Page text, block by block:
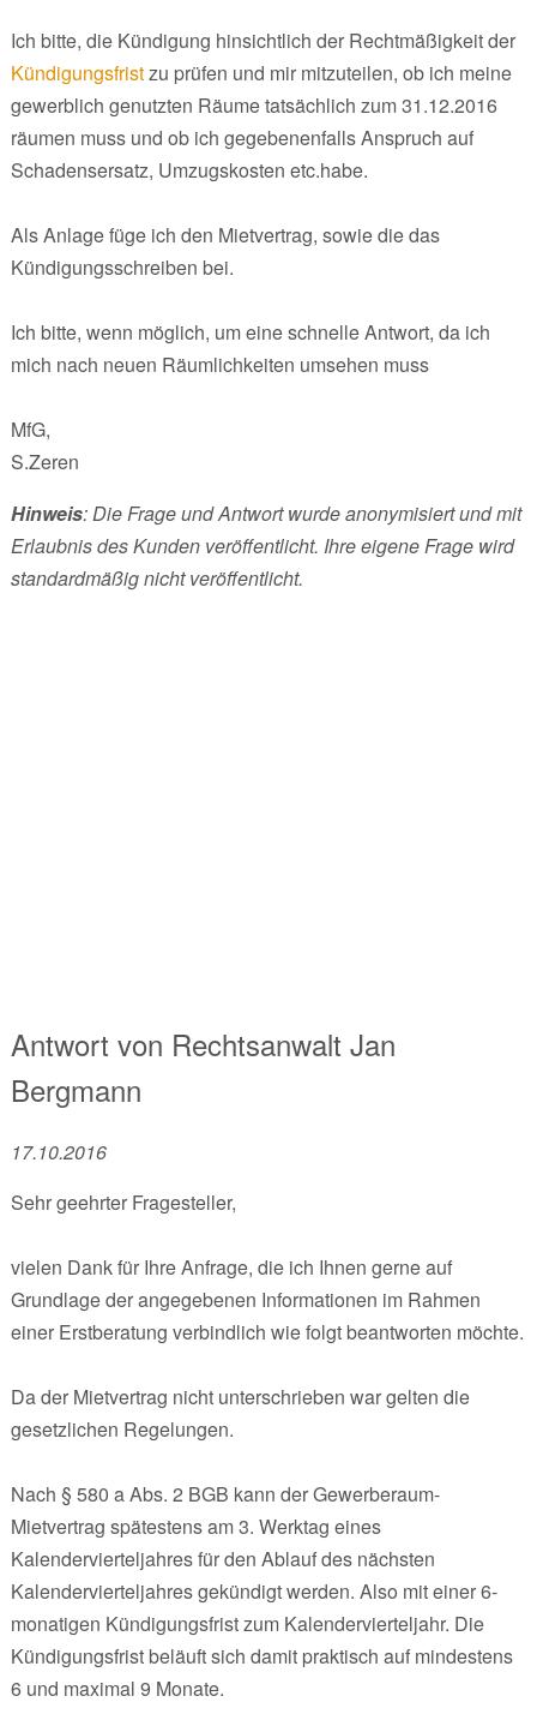
Ich bitte, die Kündigung hinsichtlich der Rechtmäßigkeit der
Kündigungsfristzu prüfen und mir mitzuteilen, ob ich meine
gewerblich genutzten Räume tatsächlich zum 31.12.2016
räumen muss und ob ich gegebenenfalls Anspruch auf
Schadensersatz, Umzugskosten etc.habe.
Als Anlage füge ich den Mietvertrag, sowie die das
Kündigungsschreiben bei.
Ich bitte, wenn möglich, um eine schnelle Antwort, da ich
mich nach neuen Räumlichkeiten umsehen muss
MfG,
S.Zeren
Hinweis: Die Frage und Antwort wurde anonymisiert und mit
Erlaubnis des Kunden veröffentlicht. Ihre eigene Frage wird
standardmäßig nicht veröffentlicht.
Antwort von Rechtsanwalt Jan
Bergmann
17.10.2016
Sehr geehrter Fragesteller,
vielen Dank für Ihre Anfrage, die ich Ihnen gerne auf
Grundlage der angegebenen Informationen im Rahmen
einer Erstberatung verbindlich wie folgt beantworten möchte.
Da der Mietvertrag nicht unterschrieben war gelten die
gesetzlichen Regelungen.
Nach § 580 a Abs. 2 BGB kann der Gewerberaum-
Mietvertrag spätestens am 3. Werktag eines
Kalendervierteljahres für den Ablauf des nächsten
Kalendervierteljahres gekündigt werden. Also mit einer 6-
monatigen Kündigungsfrist zum Kalendervierteljahr. Die
Kündigungsfrist beläuft sich damit praktisch auf mindestens
6 und maximal 9 Monate.